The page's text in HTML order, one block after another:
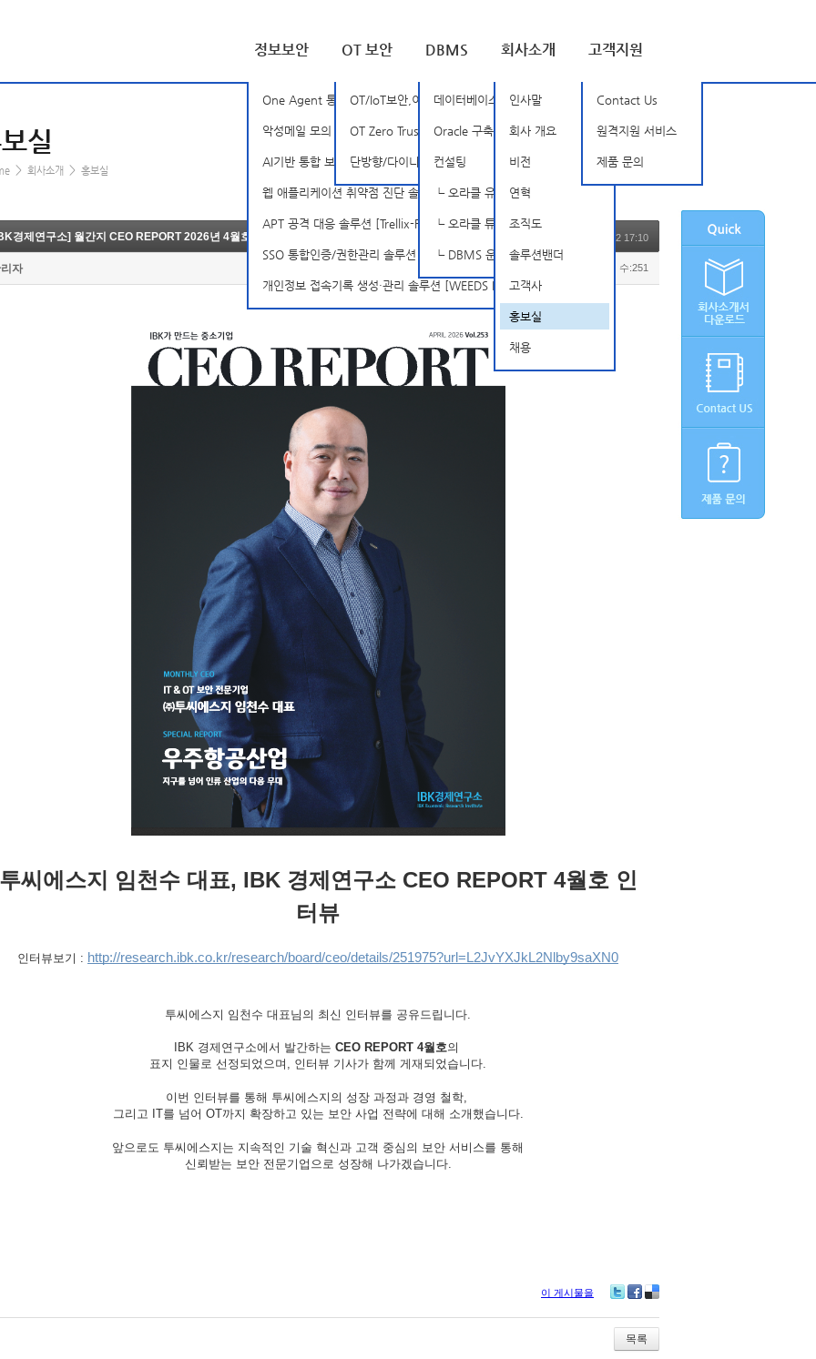
정보보안
One Agent 통합 PC 보안 솔루션 [BSOne]
악성메일 모의 훈련 솔루션 [BSD]
AI기반 통합 보안 분석 플랫폼 [StellarCyber Open-XDR]
웹 애플리케이션 취약점 진단 솔루션 [APPSCAN]
APT 공격 대응 솔루션 [Trellix-FireEye]
SSO 통합인증/권한관리 솔루션 [INISAFE Nexess]
개인정보 접속기록 생성·관리 솔루션 [WEEDS BlackBox Suite]
OT 보안
OT/IoT보안,이상징후탐지 [Nozomi Networks]
OT Zero Trust [TXOne]
단방향/다이나믹 인증 솔루션 [SSenStone]
DBMS
데이터베이스 암호화
Oracle 구축, 관리 및 튜닝
컨설팅
┗ 오라클 유지보수
┗ 오라클 튜닝 컨설팅
┗ DBMS 운영 관리 서비스
회사소개
인사말
회사 개요
비전
연혁
조직도
솔루션밴더
고객사
홍보실
채용
고객지원
Contact Us
원격지원 서비스
제품 문의
실
> 회사소개 > 홍보실
경제연구소] 월간지 CEO REPORT 2026년 4월호 - 투씨에스지 임천수 대표 2026.04.02 17:10
자 조회 수:251
투씨에스지 임천수 대표, IBK 경제연구소 CEO REPORT 4월호 인
터뷰
인터뷰보기 : http://research.ibk.co.kr/research/board/ceo/details/251975?url=L2JvYXJkL2Nlby9saXN0
투씨에스지 임천수 대표님의 최신 인터뷰를 공유드립니다.
IBK 경제연구소에서 발간하는 CEO REPORT 4월호의
표지 인물로 선정되었으며, 인터뷰 기사가 함께 게재되었습니다.
이번 인터뷰를 통해 투씨에스지의 성장 과정과 경영 철학,
그리고 IT를 넘어 OT까지 확장하고 있는 보안 사업 전략에 대해 소개했습니다.
앞으로도 투씨에스지는 지속적인 기술 혁신과 고객 중심의 보안 서비스를 통해
신뢰받는 보안 전문기업으로 성장해 나가겠습니다.
이 게시물을
목록